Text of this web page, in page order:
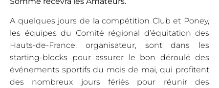
A quelques jours de la compétition Club et Poney,
les équipes du Comité régional d’équitation des
Hauts-de-France, organisateur, sont dans les
starting-blocks pour assurer le bon déroulé des
événements sportifs du mois de mai, qui profitent
des nombreux jours fériés pour réunir des